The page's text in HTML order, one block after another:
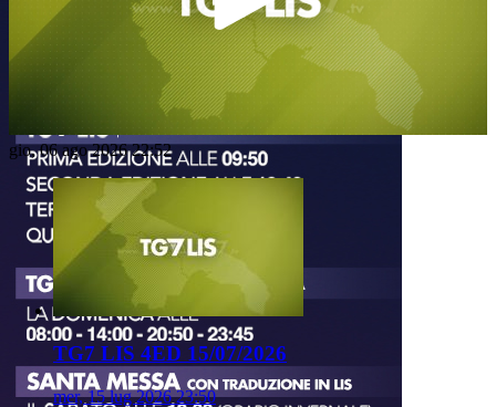
Play
Video
gio, 06 ago 2026 22:52
TG7 LIS 4ED 15/07/2026
mer, 15 lug 2026 23:50